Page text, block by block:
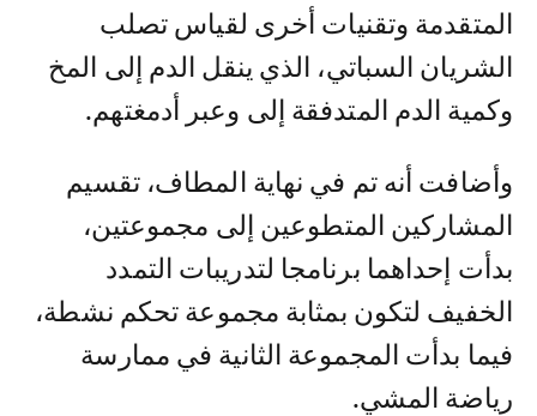
المتقدمة وتقنيات أخرى لقياس تصلب
الشريان السباتي، الذي ينقل الدم إلى المخ
وكمية الدم المتدفقة إلى وعبر أدمغتهم.
وأضافت أنه تم في نهاية المطاف، تقسيم
المشاركين المتطوعين إلى مجموعتين،
بدأت إحداهما برنامجا لتدريبات التمدد
الخفيف لتكون بمثابة مجموعة تحكم نشطة،
فيما بدأت المجموعة الثانية في ممارسة
رياضة المشي.